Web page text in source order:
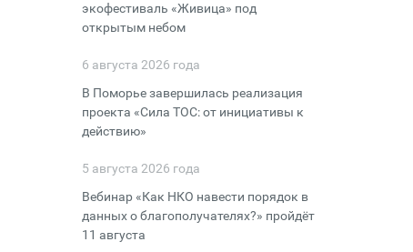
экофестиваль «Живица» под
открытым небом
6 августа 2026 года
В Поморье завершилась реализация
проекта «Сила ТОС: от инициативы к
действию»
5 августа 2026 года
Вебинар «Как НКО навести порядок в
данных о благополучателях?» пройдёт
11 августа